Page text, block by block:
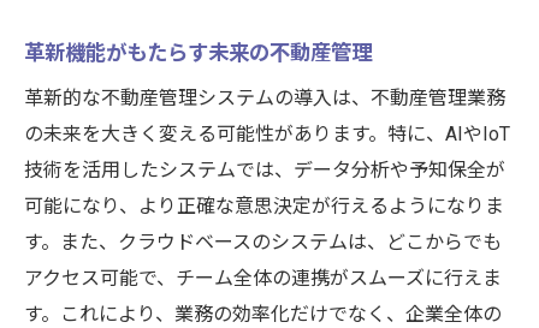
革新機能がもたらす未来の不動産管理
革新的な不動産管理システムの導入は、不動産管理業務
の未来を大きく変える可能性があります。特に、AIやIoT
技術を活用したシステムでは、データ分析や予知保全が
可能になり、より正確な意思決定が行えるようになりま
す。また、クラウドベースのシステムは、どこからでも
アクセス可能で、チーム全体の連携がスムーズに行えま
す。これにより、業務の効率化だけでなく、企業全体の